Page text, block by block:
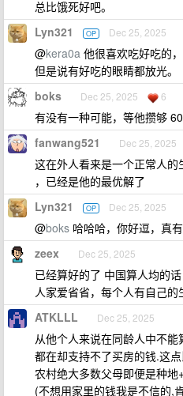
总比饿死好吧。
Lyn321 OP Dec 25, 2025
@kera0a 他很喜欢吃好吃的
但是说有好吃的眼睛都放光。
boks Dec 25, 2025 6
有没有一种可能，等他攒够
fanwang521 Dec 25, 2025
这在外人看来是一个正常人
，已经是他的最优解了
Lyn321 OP Dec 25, 2025
@boks 哈哈哈，你好逗，真有
zeex Dec 25, 2025
已经算好的了 中国算人均的
人家爱省省，每个人有自己的
ATKLLL Dec 25, 2025
从他个人来说在同龄人中不
都在却支持不了买房的钱.这
农村绝大多数父母即便是种
(不想用家里的钱我是不信的,